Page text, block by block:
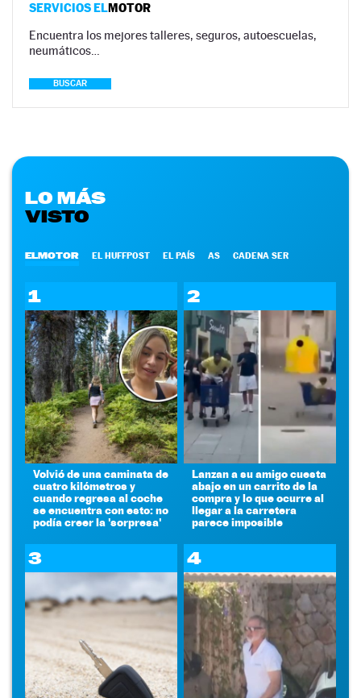
SERVICIOS ELMOTOR
Encuentra los mejores talleres, seguros, autoescuelas,
neumáticos…
BUSCAR
LO MÁS
VISTO
ELMOTOR EL HUFFPOST EL PAÍS AS CADENA SER
1
Volvió de una caminata de
cuatro kilómetros y
cuando regresa al coche
se encuentra con esto: no
podía creer la 'sorpresa'
2
Lanzan a su amigo cuesta
abajo en un carrito de la
compra y lo que ocurre al
llegar a la carretera
parece imposible
3 4